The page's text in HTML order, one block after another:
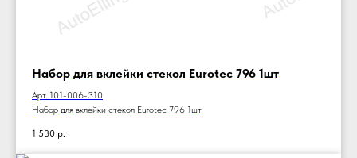
Набор для вклейки стекол Eurotec 796 1шт
Арт. 101-006-310
Набор для вклейки стекол Eurotec 796 1шт
1 530 р.